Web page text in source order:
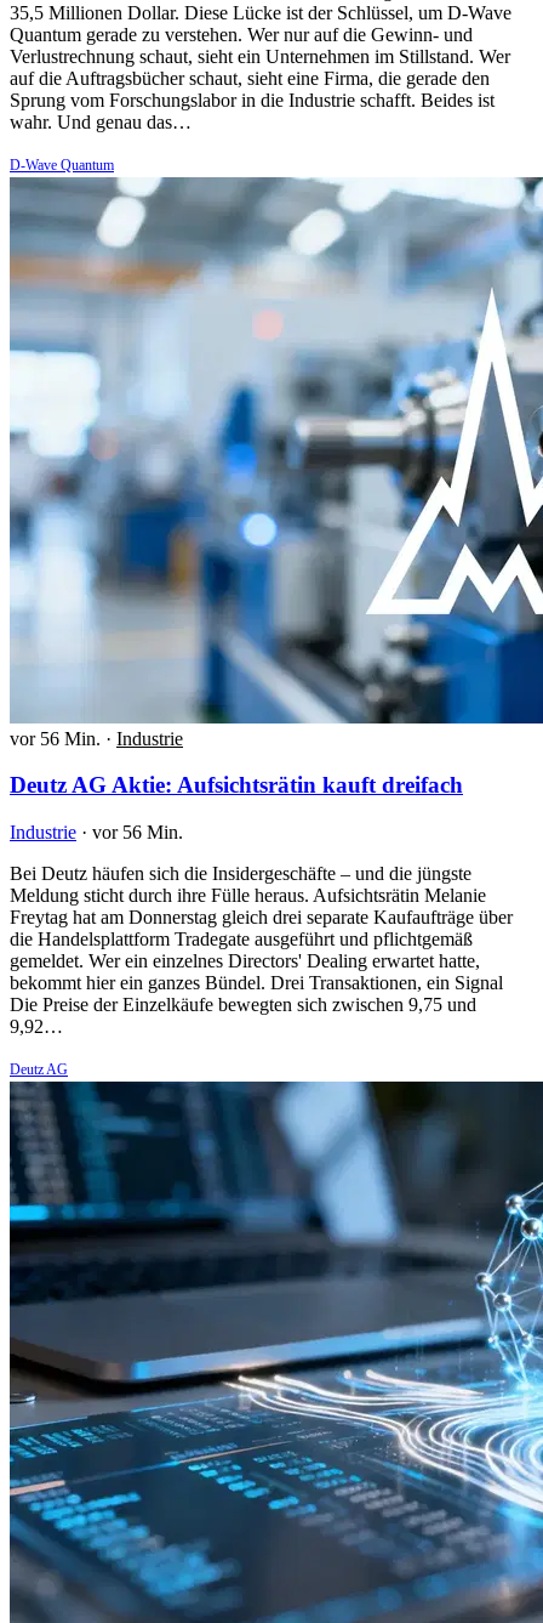
35,5 Millionen Dollar. Diese Lücke ist der Schlüssel, um D-Wave
Quantum gerade zu verstehen. Wer nur auf die Gewinn- und
Verlustrechnung schaut, sieht ein Unternehmen im Stillstand. Wer
auf die Auftragsbücher schaut, sieht eine Firma, die gerade den
Sprung vom Forschungslabor in die Industrie schafft. Beides ist
wahr. Und genau das…
D-Wave Quantum
vor 56 Min. · Industrie
Deutz AG Aktie: Aufsichtsrätin kauft dreifach
Industrie · vor 56 Min.
Bei Deutz häufen sich die Insidergeschäfte – und die jüngste
Meldung sticht durch ihre Fülle heraus. Aufsichtsrätin Melanie
Freytag hat am Donnerstag gleich drei separate Kaufaufträge über
die Handelsplattform Tradegate ausgeführt und pflichtgemäß
gemeldet. Wer ein einzelnes Directors' Dealing erwartet hatte,
bekommt hier ein ganzes Bündel. Drei Transaktionen, ein Signal
Die Preise der Einzelkäufe bewegten sich zwischen 9,75 und
9,92…
Deutz AG